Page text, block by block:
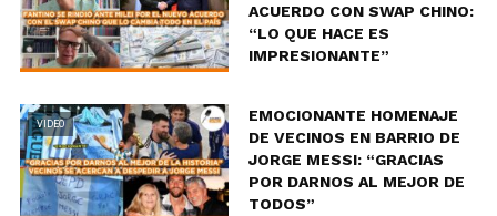
ACUERDO CON SWAP CHINO:
“LO QUE HACE ES
IMPRESIONANTE”
VIDEO
EMOCIONANTE HOMENAJE
DE VECINOS EN BARRIO DE
JORGE MESSI: “GRACIAS
POR DARNOS AL MEJOR DE
TODOS”